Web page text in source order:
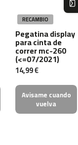
RECAMBIO
Pegatina display
para cinta de
correr mc-260
(<=07/2021)
14,99 €
Avisame cuando
vuelva